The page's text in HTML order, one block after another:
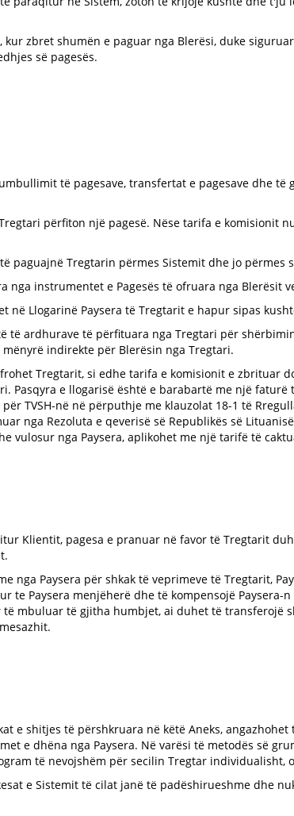
zbret shumën e paguar nga Blerësi, duke
së pagesës.
të pagesave, transfertat e pagesave dhe të
përfiton një pagesë. Nëse tarifa e komisionit
paguajnë Tregtarin përmes Sistemit dhe jo përmes
instrumentet e Pagesës të ofruara nga Blerësit
Llogarinë Paysera të Tregtarit e hapur sipas
të ardhurave të përfituara nga Tregtari për
indirekte për Blerësin nga Tregtari.
Tregtarit, si edhe tarifa e komisionit e zbrituar
e llogarisë është e barabartë me një faturë
TVSH-në në përputhje me klauzolat 18-1 të
nga Rezoluta e qeverisë së Republikës së
nga Paysera, aplikohet me një tarifë të
Klientit, pagesa e pranuar në favor të Tregtarit
Paysera për shkak të veprimeve të Tregtarit,
Paysera menjëherë dhe të kompensojë Paysera-
mbuluar të gjitha humbjet, ai duhet të transferojë
e shitjes të përshkruara në këtë Aneks,
e dhëna nga Paysera. Në varësi të metodës së
të nevojshëm për secilin Tregtar individualisht,
e Sistemit të cilat janë të padëshirueshme dhe